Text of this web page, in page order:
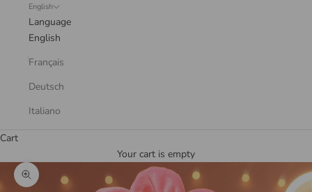
English
Language
English
Français
Deutsch
Italiano
Cart
Your cart is empty
Zoom picture